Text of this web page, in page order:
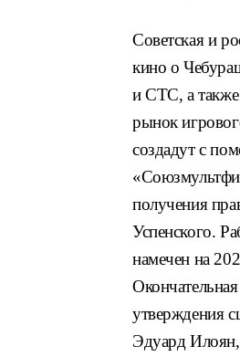
Советская и
кино о
и СТС, а
рынок
создадут с
получения
Успенского.
намечен на
утверждения
Эдуард Илоян,